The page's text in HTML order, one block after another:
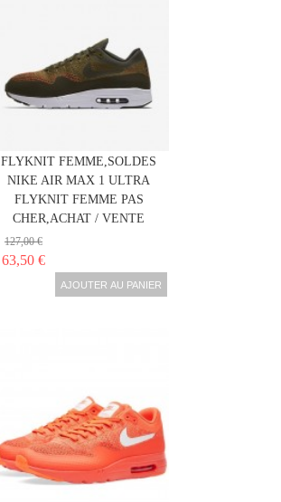
FLYKNIT FEMME,SOLDES
NIKE AIR MAX 1 ULTRA
FLYKNIT FEMME PAS
CHER,ACHAT / VENTE
127,00 €
63,50 €
AJOUTER AU PANIER